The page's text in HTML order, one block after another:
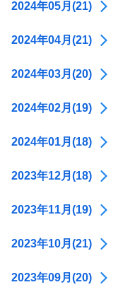
2024年05月(21)
2024年04月(21)
2024年03月(20)
2024年02月(19)
2024年01月(18)
2023年12月(18)
2023年11月(19)
2023年10月(21)
2023年09月(20)